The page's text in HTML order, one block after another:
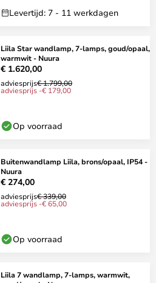
Levertijd: 7 - 11 werkdagen
Liila Star wandlamp, 7-lamps, goud/opaal,
warmwit - Nuura
€ 1.620,00
adviesprijs€ 1.799,00
adviesprijs -€ 179,00
Op voorraad
Buitenwandlamp Liila, brons/opaal, IP54 -
Nuura
€ 274,00
adviesprijs€ 339,00
adviesprijs -€ 65,00
Op voorraad
Liila 7 wandlamp, 7-lamps, warmwit,